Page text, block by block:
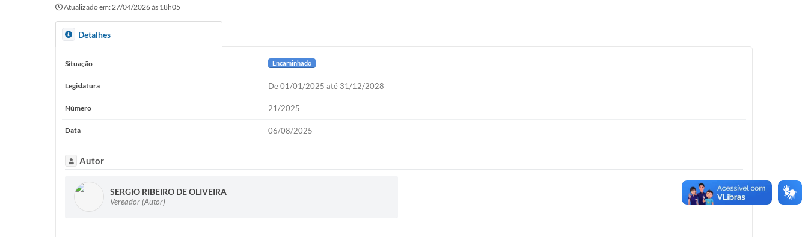
Atualizado em: 27/04/2026 às 18h05
Detalhes
Situação Encaminhado
Legislatura De 01/01/2025 até 31/12/2028
Número 21/2025
Data 06/08/2025
Autor
SERGIO RIBEIRO DE OLIVEIRA
Vereador (Autor)